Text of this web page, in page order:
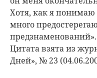
Хотя, как я понимаю
много
предзнаменований».
Цитата взята из
Дней», № 23